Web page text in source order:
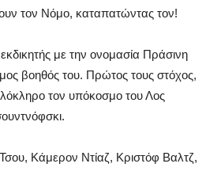
τον Νόμο, καταπατώντας τον!
με την ονομασία Πράσινη
βοηθός του. Πρώτος τους στόχος,
τον υπόκοσμο του Λος
Κάμερον Ντίαζ, Κριστόφ Βαλτζ,